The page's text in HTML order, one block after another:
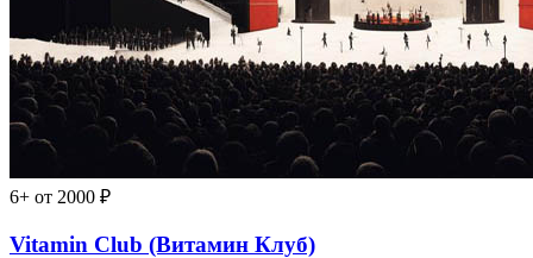
6+ от 2000 ₽
Vitamin Club (Витамин Клуб)